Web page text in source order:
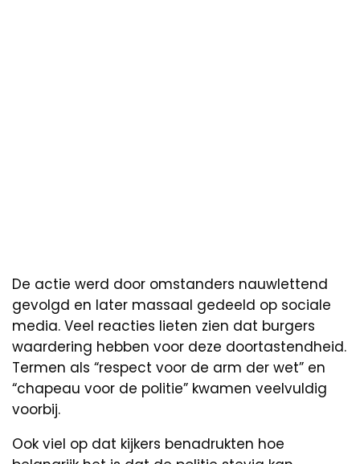
De actie werd door omstanders nauwlettend
gevolgd en later massaal gedeeld op sociale
media. Veel reacties lieten zien dat burgers
waardering hebben voor deze doortastendheid.
Termen als “respect voor de arm der wet” en
“chapeau voor de politie” kwamen veelvuldig
voorbij.
Ook viel op dat kijkers benadrukten hoe